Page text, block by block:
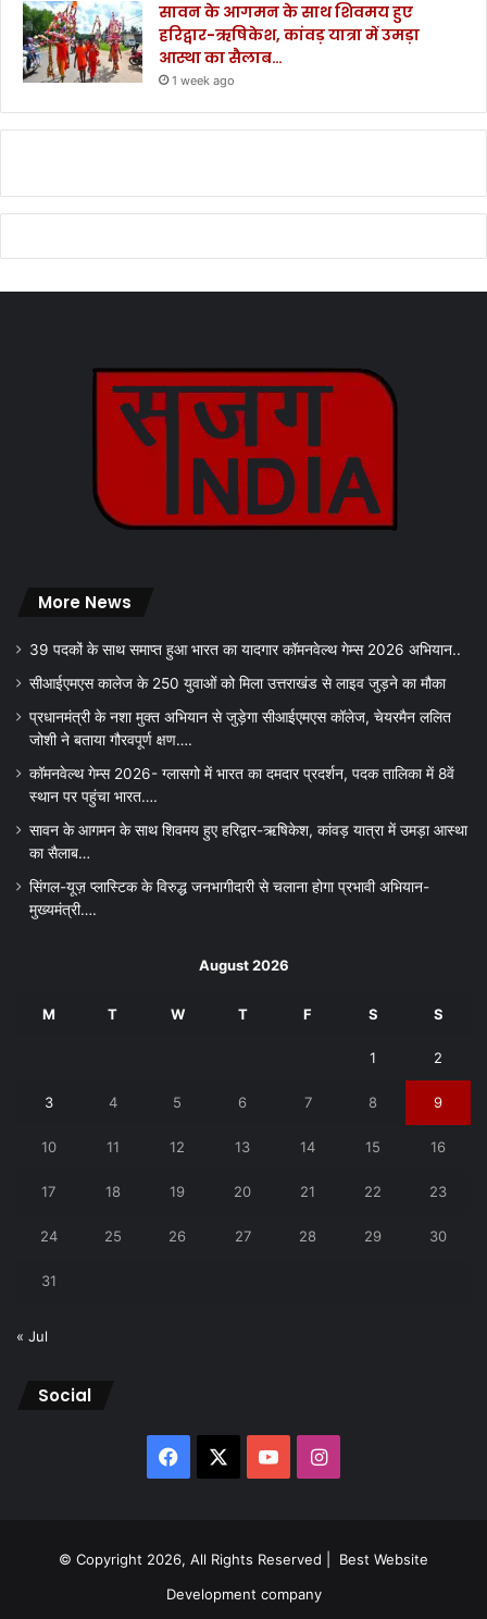
सावन के आगमन के साथ शिवमय हुए
हरिद्वार-ऋषिकेश, कांवड़ यात्रा में उमड़ा
आस्था का सैलाब…
1 week ago
More News
39 पदकों के साथ समाप्त हुआ भारत का यादगार कॉमनवेल्थ गेम्स 2026 अभियान..
सीआईएमएस कालेज के 250 युवाओं को मिला उत्तराखंड से लाइव जुड़ने का मौका
प्रधानमंत्री के नशा मुक्त अभियान से जुड़ेगा सीआईएमएस कॉलेज, चेयरमैन ललित
जोशी ने बताया गौरवपूर्ण क्षण….
कॉमनवेल्थ गेम्स 2026- ग्लासगो में भारत का दमदार प्रदर्शन, पदक तालिका में 8वें
स्थान पर पहुंचा भारत….
सावन के आगमन के साथ शिवमय हुए हरिद्वार-ऋषिकेश, कांवड़ यात्रा में उमड़ा आस्था
का सैलाब…
सिंगल-यूज़ प्लास्टिक के विरुद्ध जनभागीदारी से चलाना होगा प्रभावी अभियान-
मुख्यमंत्री….
August 2026
M T W T F S S
1 2
3 4 5 6 7 8 9
10 11 12 13 14 15 16
17 18 19 20 21 22 23
24 25 26 27 28 29 30
31
« Jul
Social
Facebook YouTubeInstagram
© Copyright 2026, All Rights Reserved | Best Website
Development company